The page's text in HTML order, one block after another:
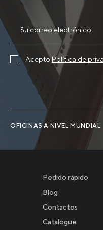
OFICINAS A NIVEL MUNDIAL
AceptoPolítica de
Pedido rápido
Blog
Contactos
Catalogue